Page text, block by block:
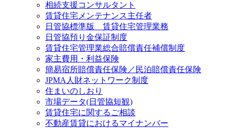
相続支援コンサルタント
賃貸住宅メンテナンス主任者
日管協標準版 賃貸住宅管理業務
日管協預り金保証制度
賃貸住宅管理業総合賠償責任補償制度
家主費用・利益保険
簡易宿所賠償責任保険／民泊賠償責任保険
JPMA人財ネットワーク制度
住まいのしおり
市場データ(日管協短観)
賃貸住宅に関するご相談
不動産賃貸におけるマイナンバー